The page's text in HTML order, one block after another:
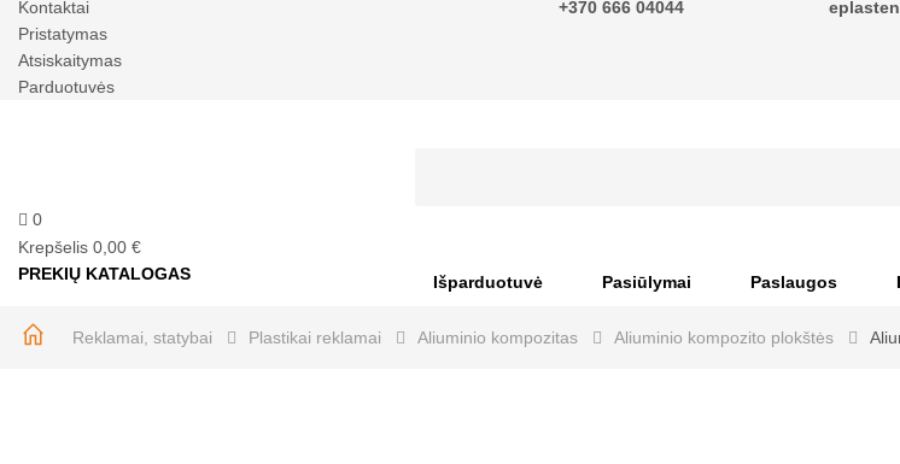
Kontaktai
Pristatymas
Atsiskaitymas
Parduotuvės
+370 666 04044
0
Krepšelis 0,00 €
PREKIŲ KATALOGAS
Išparduotuvė Pasiūlymai Paslaugos
Reklamai, statybai Plastikai reklamai Aliuminio kompozitas Aliuminio kompozito plokštės